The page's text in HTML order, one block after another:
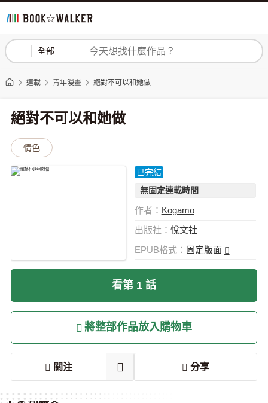
全部 登入 註冊
連載 青年漫畫 絕對不可以和她做
絕對不可以和她做
情色
已完結
無固定連載時間
作者： Kogamo
出版社： 悅文社
EPUB格式： 固定版面
看第 1 話
將整部作品放入購物車
關注 分享